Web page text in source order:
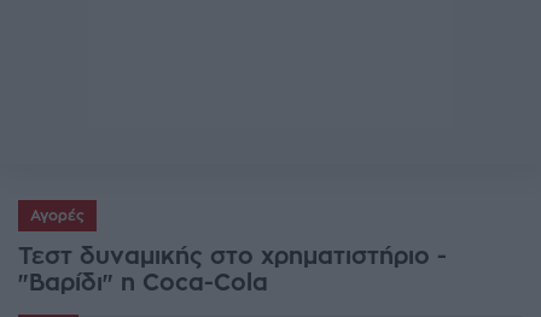
Αγορές
Τεστ δυναμικής στο χρηματιστήριο -
"Βαρίδι" η Coca-Cola